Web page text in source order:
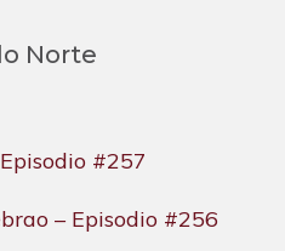
Norte
#257
– Episodio #256